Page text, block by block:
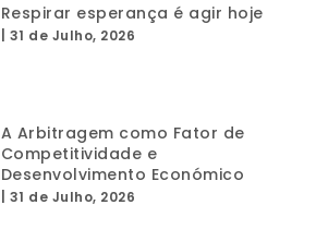
Respirar esperança é agir hoje
31 de Julho, 2026
A Arbitragem como Fator de
Competitividade e
Desenvolvimento Económico
31 de Julho, 2026